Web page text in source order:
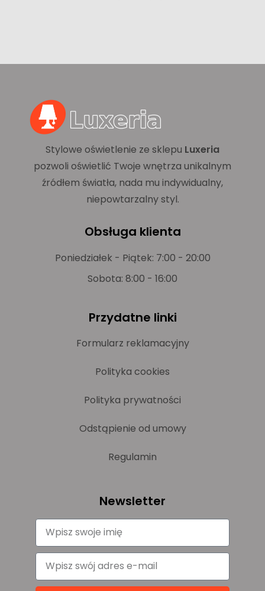
Stylowe oświetlenie ze sklepu Luxeria
pozwoli oświetlić Twoje wnętrza unikalnym
źródłem światła, nada mu indywidualny,
niepowtarzalny styl.
Obsługa klienta
Poniedziałek - Piątek: 7:00 - 20:00
Sobota: 8:00 - 16:00
Przydatne linki
Formularz reklamacyjny
Polityka cookies
Polityka prywatności
Odstąpienie od umowy
Regulamin
Newsletter